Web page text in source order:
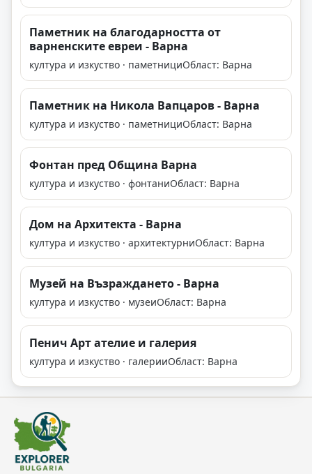
Паметник на благодарността от
варненските евреи - Варна
култура и изкуство · паметнициОбласт: Варна
Паметник на Никола Вапцаров - Варна
култура и изкуство · паметнициОбласт: Варна
Фонтан пред Община Варна
култура и изкуство · фонтаниОбласт: Варна
Дом на Архитекта - Варна
култура и изкуство · архитектурниОбласт: Варна
Музей на Възраждането - Варна
култура и изкуство · музеиОбласт: Варна
Пенич Арт ателие и галерия
култура и изкуство · галерииОбласт: Варна